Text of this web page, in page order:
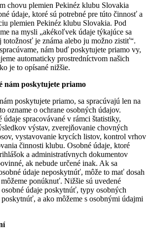
chovu plemien Pekinéz klubu Slovakia
údaje, ktoré sú potrebné pre túto činnosť a
plemien Pekinéz klubu Slovakia. Pod
na mysli „akékoľvek údaje týkajúce sa
je známa alebo ju možno zistiť“.
nám buď poskytujete priamo vy,
automaticky prostredníctvom našich
je to opísané nižšie.
nám poskytujete priamo
poskytujete priamo, sa spracúvajú len na
ozname o ochrane osobných údajov.
údaje spracovávané v rámci štatistiky,
výstav, zverejňovanie chovných
vystavovanie krycích listov, kontrol vrhov
činnosti klubu. Osobné údaje, ktoré
a administratívnych dokumentov
ak nebude určené inak. Ak sa
údaje neposkytnúť, môže to mať dosah
ponúknuť. Nižšie sú uvedené
osobné údaje poskytnúť, typy osobných
a ako môžeme s osobnými údajmi